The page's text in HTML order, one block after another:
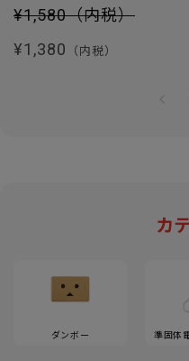
セール価格
¥1,580（内税）
通常価格
¥1,380 （内税）
カ
ダンボー 準固体